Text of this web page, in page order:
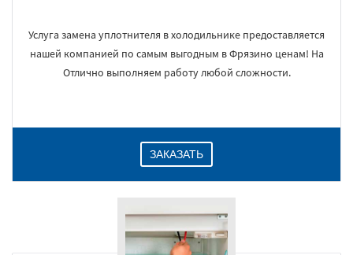
Услуга замена уплотнителя в холодильнике предоставляется
нашей компанией по самым выгодным в Фрязино ценам! На
Отлично выполняем работу любой сложности.
ЗАКАЗАТЬ